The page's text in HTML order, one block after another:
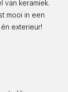
van keramiek.
mooi in een
exterieur!